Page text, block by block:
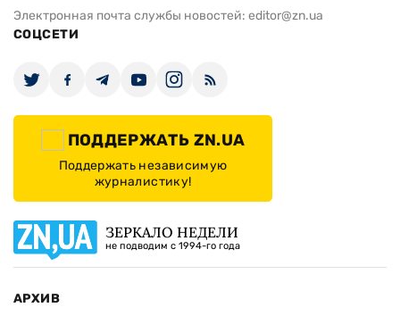
Электронная почта службы новостей: editor@zn.ua
СОЦСЕТИ
ПОДДЕРЖАТЬ ZN.UA
Поддержать независимую
журналистику!
ЗЕРКАЛО НЕДЕЛИ
не подводим с 1994-го года
АРХИВ